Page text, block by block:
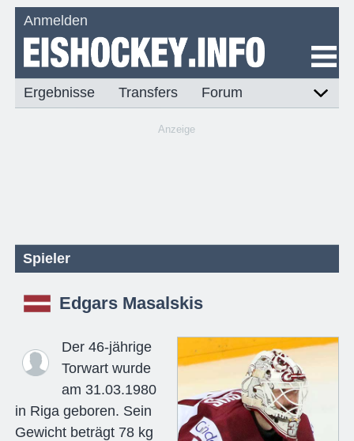
Anmelden
Ergebnisse Transfers Forum
Anzeige
Spieler
Edgars Masalskis
Der 46-jährige
Torwart wurde
am 31.03.1980
in Riga geboren. Sein
Gewicht beträgt 78 kg